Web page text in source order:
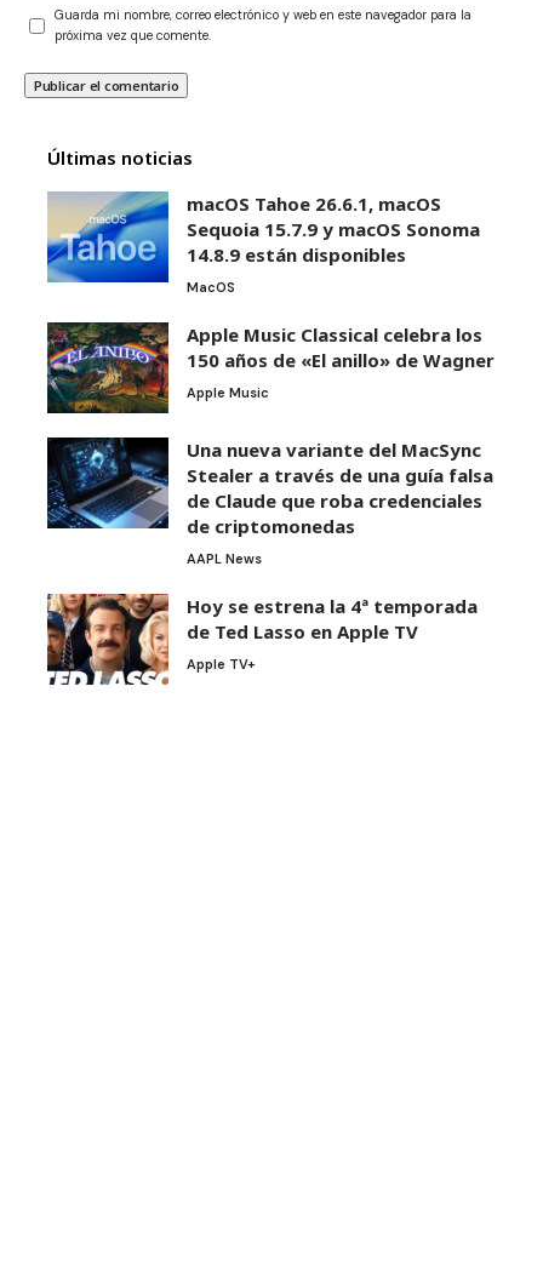
Guarda mi nombre, correo electrónico y web en este navegador para la
próxima vez que comente.
Últimas noticias
macOS Tahoe 26.6.1, macOS
Sequoia 15.7.9 y macOS Sonoma
14.8.9 están disponibles
MacOS
Apple Music Classical celebra los
150 años de «El anillo» de Wagner
Apple Music
Una nueva variante del MacSync
Stealer a través de una guía falsa
de Claude que roba credenciales
de criptomonedas
AAPL News
Hoy se estrena la 4ª temporada
de Ted Lasso en Apple TV
Apple TV+